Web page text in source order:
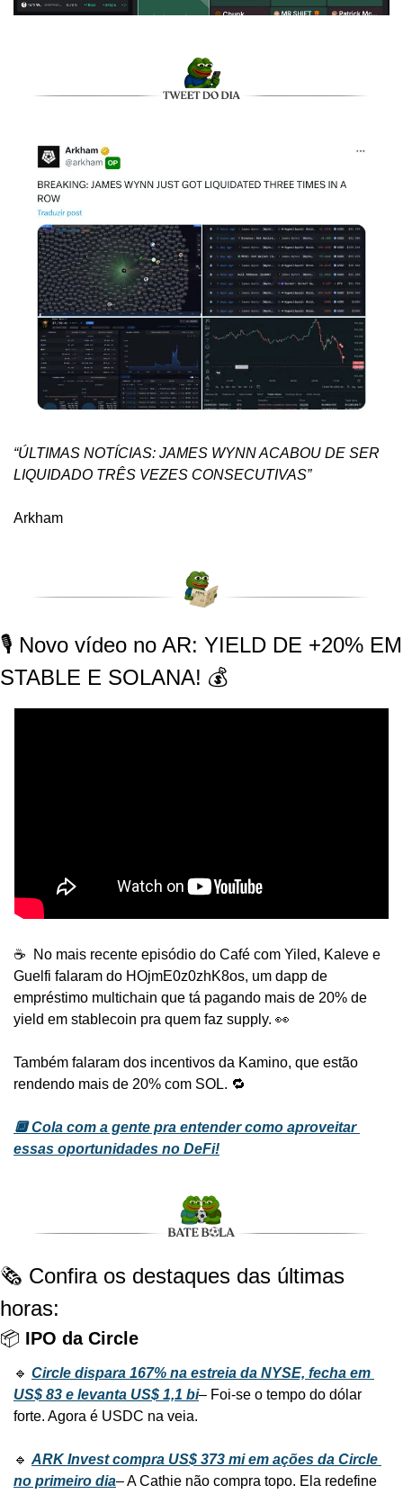
“ÚLTIMAS NOTÍCIAS: JAMES WYNN ACABOU DE SER
LIQUIDADO TRÊS VEZES CONSECUTIVAS”
Arkham
🎙️ Novo vídeo no AR: YIELD DE +20% EM
STABLE E SOLANA! 💰
☕️  No mais recente episódio do Café com Yiled, Kaleve e
Guelfi falaram do HOjmE0z0zhK8os, um dapp de
empréstimo multichain que tá pagando mais de 20% de
yield em stablecoin pra quem faz supply. 👀
Também falaram dos incentivos da Kamino, que estão
rendendo mais de 20% com SOL. 🔁
🔲 Cola com a gente pra entender como aproveitar
essas oportunidades no DeFi!
🗞️ Confira os destaques das últimas
horas:
📦 IPO da Circle
🔹 Circle dispara 167% na estreia da NYSE, fecha em
US$ 83 e levanta US$ 1,1 bi– Foi-se o tempo do dólar
forte. Agora é USDC na veia.
🔹 ARK Invest compra US$ 373 mi em ações da Circle
no primeiro dia– A Cathie não compra topo. Ela redefine